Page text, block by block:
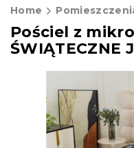
Home
Pościel z
ŚWIĄTECZNE